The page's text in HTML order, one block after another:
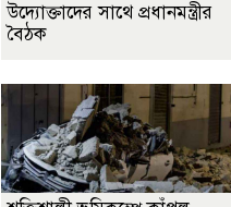
উদ্যোক্তাদের সাথে প্রধানমন্ত্রীর
বৈঠক